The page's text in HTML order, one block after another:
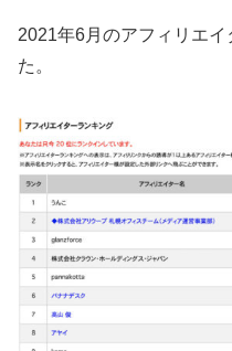
2021年6月のアフィリエ
た。